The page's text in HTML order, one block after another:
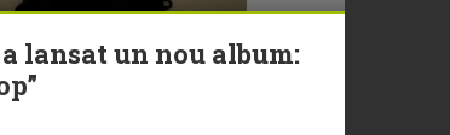
lansat un nou album: